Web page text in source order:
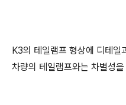
K3의 테일램프 형상에 디테
차량의 테일램프와는 차별성